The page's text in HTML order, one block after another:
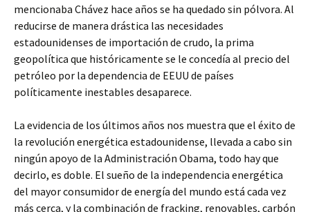
mencionaba Chávez hace años se ha quedado sin pólvora. Al
reducirse de manera drástica las necesidades
estadounidenses de importación de crudo, la prima
geopolítica que históricamente se le concedía al precio del
petróleo por la dependencia de EEUU de países
políticamente inestables desaparece.
La evidencia de los últimos años nos muestra que el éxito de
la revolución energética estadounidense, llevada a cabo sin
ningún apoyo de la Administración Obama, todo hay que
decirlo, es doble. El sueño de la independencia energética
del mayor consumidor de energía del mundo está cada vez
más cerca, y la combinación de fracking, renovables, carbón